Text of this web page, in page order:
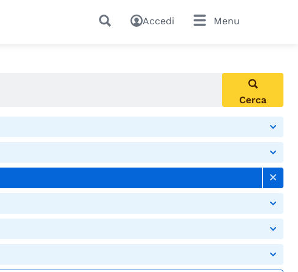
Accedi Menu
Cerca